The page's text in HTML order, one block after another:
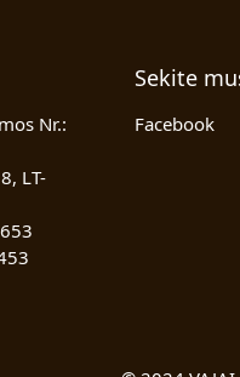
Nr.:
LT-
Sekite
Facebook